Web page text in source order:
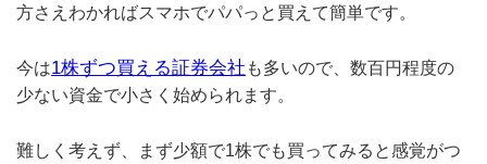
方さえわかればスマホでパパっと買えて簡単です。
今は1株ずつ買える証券会社 も多いので、数百円程度の
少ない資金で小さく始められます。
難しく考えず、まず少額で1株でも買ってみると感覚がつ